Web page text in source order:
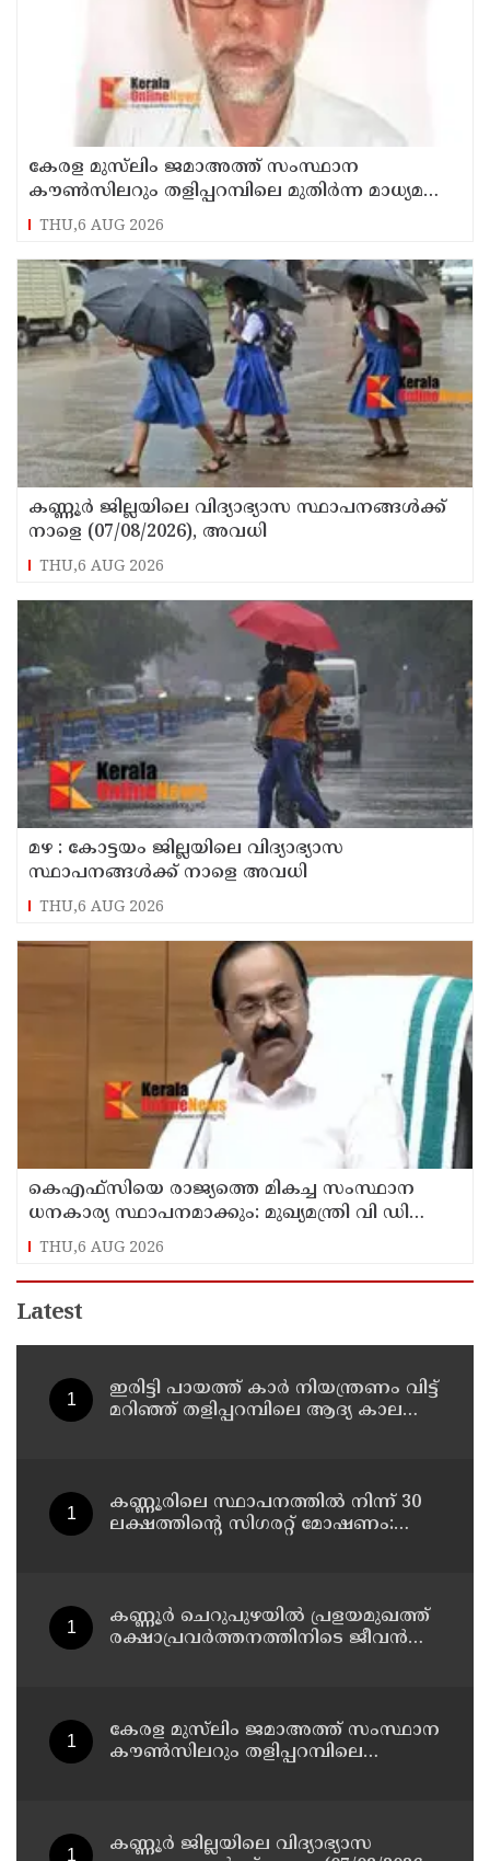
കേരള മുസ്‌ലിം ജമാഅത്ത് സംസ്ഥാന
കൗൺസിലറും തളിപ്പറമ്പിലെ മുതിർന്ന മാധ്യമ
പ്രവർത്തകനുമായ ബി എ അലി മൊഗ്രാൽ
നിര്യാതനായി
THU,6 AUG 2026
കണ്ണൂർ ജില്ലയിലെ വിദ്യാഭ്യാസ സ്ഥാപനങ്ങള്‍ക്ക്
നാളെ (07/08/2026), അവധി
THU,6 AUG 2026
മഴ : കോട്ടയം ജില്ലയിലെ വിദ്യാഭ്യാസ
സ്ഥാപനങ്ങൾക്ക് നാളെ അവധി
THU,6 AUG 2026
കെഎഫ്‌സിയെ രാജ്യത്തെ മികച്ച സംസ്ഥാന
ധനകാര്യ സ്ഥാപനമാക്കും: മുഖ്യമന്ത്രി വി ഡി
സതീശൻ
THU,6 AUG 2026
Latest
ഇരിട്ടി പായത്ത് കാർ നിയന്ത്രണം വിട്ട്
മറിഞ്ഞ് തളിപ്പറമ്പിലെ ആദ്യ കാല
കണ്ണൂരിലെ സ്ഥാപനത്തിൽ നിന്ന് 30
ലക്ഷത്തിന്റെ സിഗരറ്റ് മോഷണം:
കണ്ണൂർ ചെറുപുഴയിൽ പ്രളയമുഖത്ത്
രക്ഷാപ്രവർത്തനത്തിനിടെ ജീവൻ
കേരള മുസ്‌ലിം ജമാഅത്ത് സംസ്ഥാന
കൗൺസിലറും തളിപ്പറമ്പിലെ
കണ്ണൂർ ജില്ലയിലെ വിദ്യാഭ്യാസ